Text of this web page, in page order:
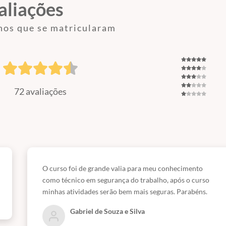
que se matricularam
72 avaliações
O curso foi de grande valia para meu conhecimento
como técnico em segurança do trabalho, após o curso
minhas atividades serão bem mais seguras. Parabéns.
Gabriel de Souza e Silva